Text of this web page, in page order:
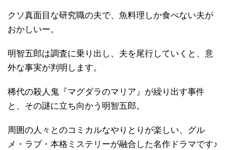
クソ真面目な研究職の夫で、魚料理しか食べない夫が
おかしいー。
明智五郎は調査に乗り出し、夫を尾行していくと、意
外な事実が判明します。
稀代の殺人鬼『マグダラのマリア』が繰り出す事件
と、その謎に立ち向かう明智五郎。
周囲の人々とのコミカルなやりとりが楽しい、グル
メ・ラブ・本格ミステリーが融合した名作ドラマです♪